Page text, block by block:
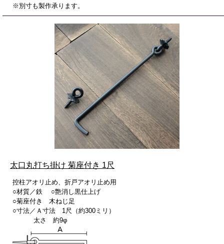
※別寸も製作承ります。
太口丸打ち掛け 菊座付き 1尺
控柱アオリ止め、折戸アオリ止め用
○材質／鉄 ○艶消し黒仕上げ
○菊座付き 木ねじ足
○寸法／Ａ寸法 1尺（約300ミリ）
太さ 約9φ